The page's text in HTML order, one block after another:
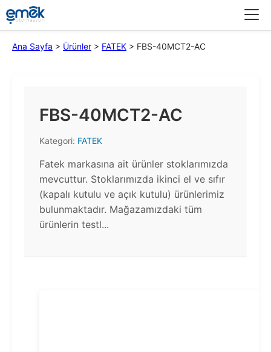
Ana Sayfa > Ürünler > FATEK > FBS-40MCT2-AC
FBS-40MCT2-AC
Kategori: FATEK
Fatek markasına ait ürünler stoklarımızda
mevcuttur. Stoklarımızda ikinci el ve sıfır
(kapalı kutulu ve açık kutulu) ürünlerimiz
bulunmaktadır.​ Mağazamızdaki tüm
ürünlerin testl...